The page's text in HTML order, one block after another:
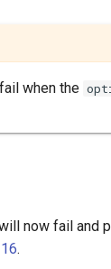
when the
now fail
.